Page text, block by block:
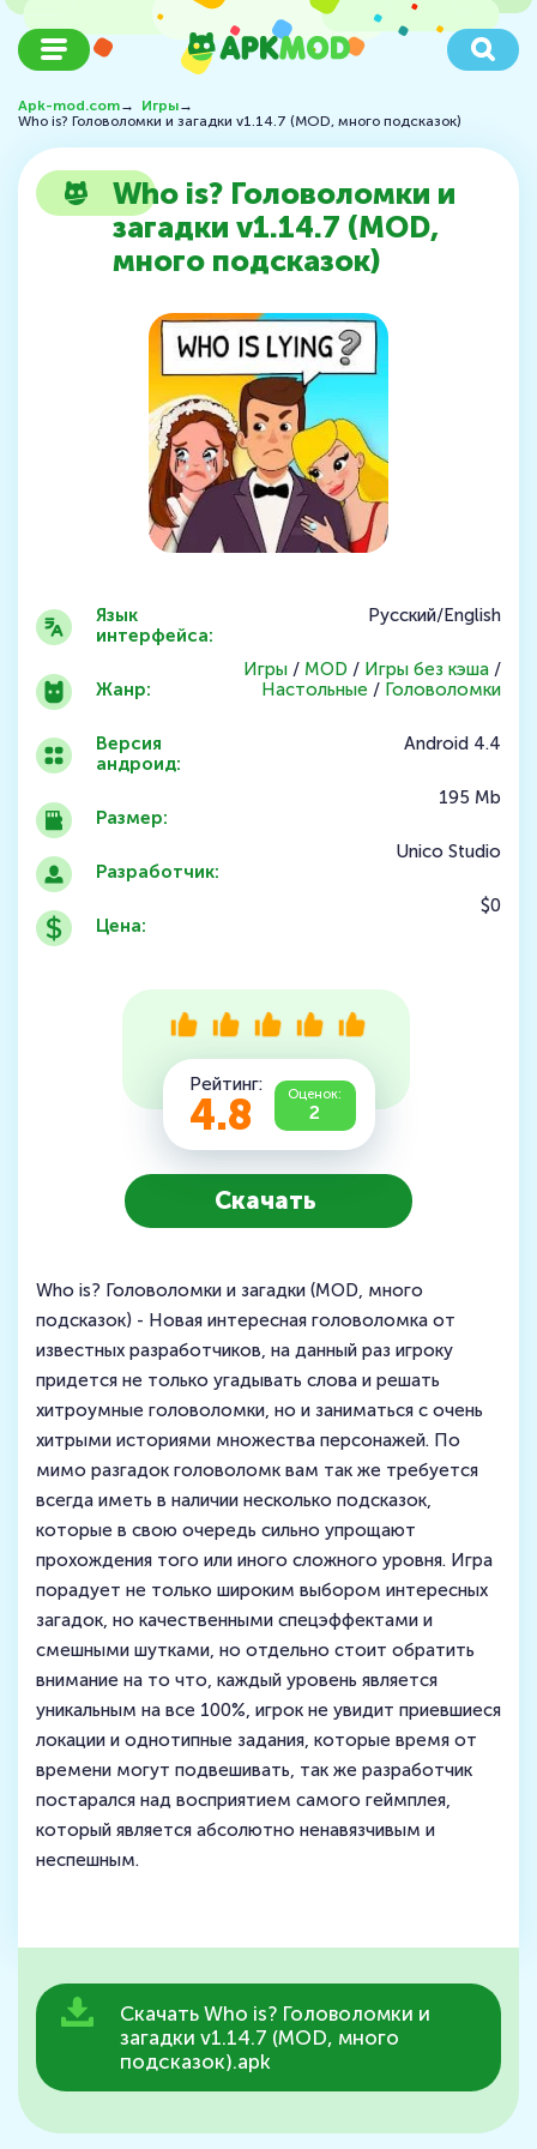
Apk-mod.com→ Игры→
Who is? Головоломки и загадки v1.14.7 (MOD, много подсказок)
Who is? Головоломки и
загадки v1.14.7 (MOD,
много подсказок)
Язык
интерфейса:
Жанр:
Версия
андроид:
Размер:
Разработчик:
Цена:
Русский/English
Игры / MOD / Игры без кэша /
Настольные / Головоломки
Android 4.4
195 Mb
Unico Studio
$0
Рейтинг:
4.8 Оценок:
2
Скачать
Who is? Головоломки и загадки (MOD, много
подсказок) - Новая интересная головоломка от
известных разработчиков, на данный раз игроку
придется не только угадывать слова и решать
хитроумные головоломки, но и заниматься с очень
хитрыми историями множества персонажей. По
мимо разгадок головоломк вам так же требуется
всегда иметь в наличии несколько подсказок,
которые в свою очередь сильно упрощают
прохождения того или иного сложного уровня. Игра
порадует не только широким выбором интересных
загадок, но качественными спецэффектами и
смешными шутками, но отдельно стоит обратить
внимание на то что, каждый уровень является
уникальным на все 100%, игрок не увидит приевшиеся
локации и однотипные задания, которые время от
времени могут подвешивать, так же разработчик
постарался над восприятием самого геймплея,
который является абсолютно ненавязчивым и
неспешным.
Скачать Who is? Головоломки и
загадки v1.14.7 (MOD, много
подсказок).apk